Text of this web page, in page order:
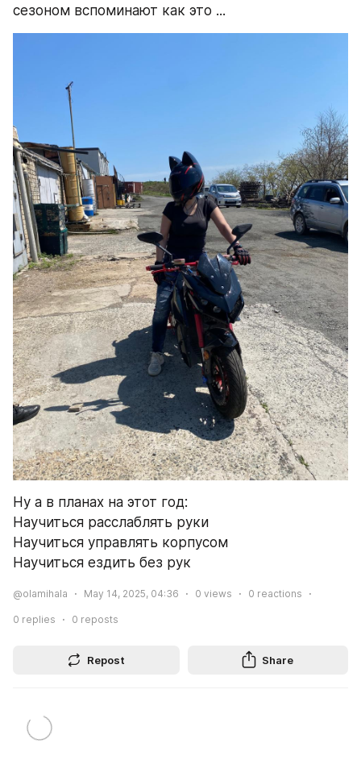
сезоном вспоминают как это ...
Ну а в планах на этот год:
Научиться расслаблять руки
Научиться управлять корпусом
Научиться ездить без рук
@olamihala May 14, 2025, 04:36 0 views 0 reactions
0 replies 0 reposts
Repost Share